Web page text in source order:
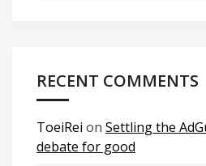
RECENT COMMENTS
ToeiRei on Settling the
debate for good